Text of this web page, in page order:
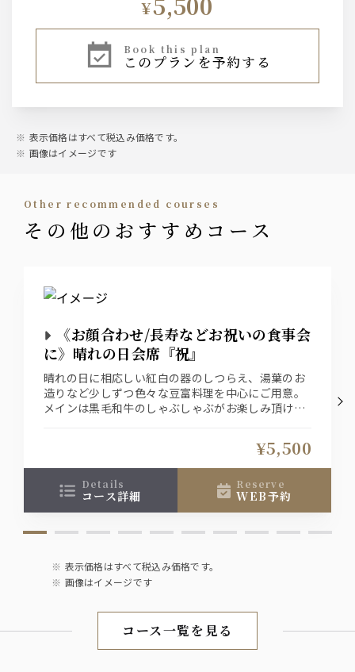
¥
book this plan
このプランを予約する
表示価格はすべて税込み価格です。
画像はイメージです
other recommended courses
その他のおすすめコース
《お顔合わせ/長寿などお祝いの食事会
に》晴れの日会席『祝』
晴れの日に相応しい紅白の器のしつらえ、湯葉のお
造りなど少しずつ色々な豆富料理を中心にご用意。
メインは黒毛和牛のしゃぶしゃぶがお楽しみ頂ける
¥5,500
details
コース詳細
reserve
WEB予約
表示価格はすべて税込み価格です。
画像はイメージです
コース一覧を見る